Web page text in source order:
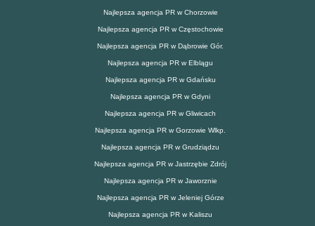
Najlepsza agencja PR w Chorzowie
Najlepsza agencja PR w Częstochowie
Najlepsza agencja PR w Dąbrowie Gór.
Najlepsza agencja PR w Elblągu
Najlepsza agencja PR w Gdańsku
Najlepsza agencja PR w Gdyni
Najlepsza agencja PR w Gliwicach
Najlepsza agencja PR w Gorzowie Wlkp.
Najlepsza agencja PR w Grudziądzu
Najlepsza agencja PR w Jastrzębie Zdrój
Najlepsza agencja PR w Jaworznie
Najlepsza agencja PR w Jeleniej Górze
Najlepsza agencja PR w Kaliszu